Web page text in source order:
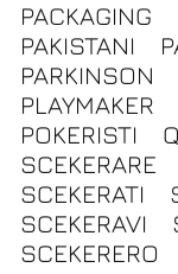
PACKAGING
PAKISTANI
PARKINSON
PLAYMAKER
POKERISTI
SCEKERARE
SCEKERATI
SCEKERAVI
SCEKERERO